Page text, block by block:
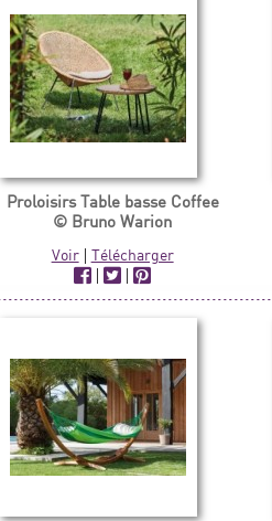
Proloisirs Table basse Coffee
© Bruno Warion
Voir| Télécharger
|
|